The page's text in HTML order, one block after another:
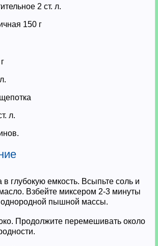
2 ст. л.
150 г
л.
в глубокую емкость. Всыпьте соль и
Взбейте миксером 2-3 минуты
однородной пышной массы.
Продолжите перемешивать около